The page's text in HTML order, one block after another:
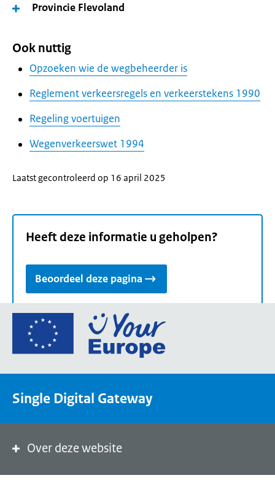
Provincie Flevoland
Ook nuttig
Opzoeken wie de wegbeheerder is
Reglement verkeersregels en verkeerstekens 1990
Regeling voertuigen
Wegenverkeerswet 1994
Laatst gecontroleerd op 16 april 2025
Heeft deze informatie u geholpen?
Beoordeel deze pagina
Ga
de
een
de
Single Digital Gateway
Over deze website